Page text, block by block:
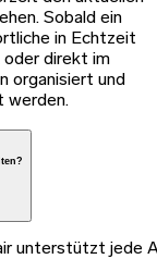
Sobald ein
in Echtzeit
oder direkt im
organisiert und
werden.
unterstützt jede